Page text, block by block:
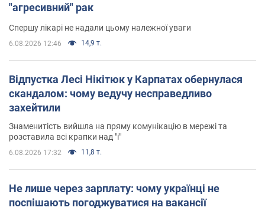
"агресивний" рак
Спершу лікарі не надали цьому належної уваги
6.08.2026 12:46 14,9 т.
Відпустка Лесі Нікітюк у Карпатах обернулася
скандалом: чому ведучу несправедливо
захейтили
Знаменитість вийшла на пряму комунікацію в мережі та
розставила всі крапки над "і"
6.08.2026 17:32 11,8 т.
Не лише через зарплату: чому українці не
поспішають погоджуватися на вакансії